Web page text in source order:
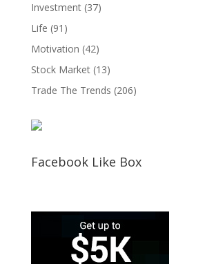
Investment(37)
Life (91)
Motivation (42)
Stock Market(13)
Trade The Trends (206)
Facebook Like Box